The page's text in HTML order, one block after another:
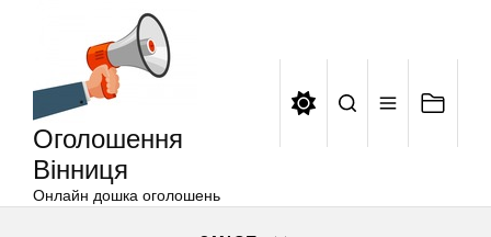
Оголошення
Вінниця
Онлайн дошка оголошень